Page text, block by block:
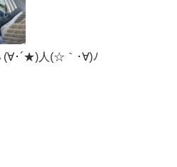
(∀･´★)人(☆｀･∀)ﾉ